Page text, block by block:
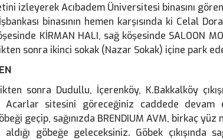
izleyerek Acıbadem Üniversitesi binasını
binasının hemen karşısında ki Celal
KİRMAN HALI, sağ köşesinde SALOON
sonra ikinci sokak (Nazar Sokak) içine park
sonra Dudullu, İçerenköy, K.Bakkalköy
Acarlar sitesini göreceğiniz caddede devam
geçip, sağınızda BRENDIUM AVM, birkaç
göbeğe geleceksiniz. Göbek çıkışında